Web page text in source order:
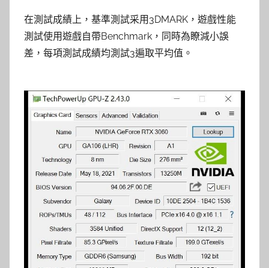
在測試成績上，基準測試采用3DMARK，遊戲性能
測試使用遊戲自帶Benchmark，同時為瞭減小誤
差，每項測試成績均測試3遍取平均值。